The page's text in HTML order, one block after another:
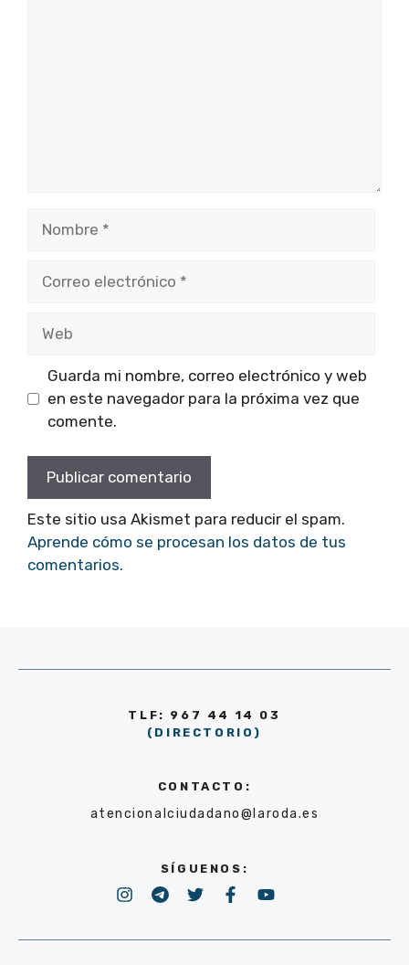
electrónico
Guarda mi nombre, correo electrónico y web
en este navegador para la próxima vez que
comente.
Este sitio usa Akismet para reducir el spam.
Aprende cómo se procesan los datos de tus
comentarios.
TLF: 967 44 14 03
(DIRECTORIO)
CONTACTO:
atencionalciudadano@laroda.es
SÍGUENOS: